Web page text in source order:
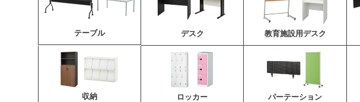
テーブル デスク 教育施設用デスク
収納 ロッカー パーテーション